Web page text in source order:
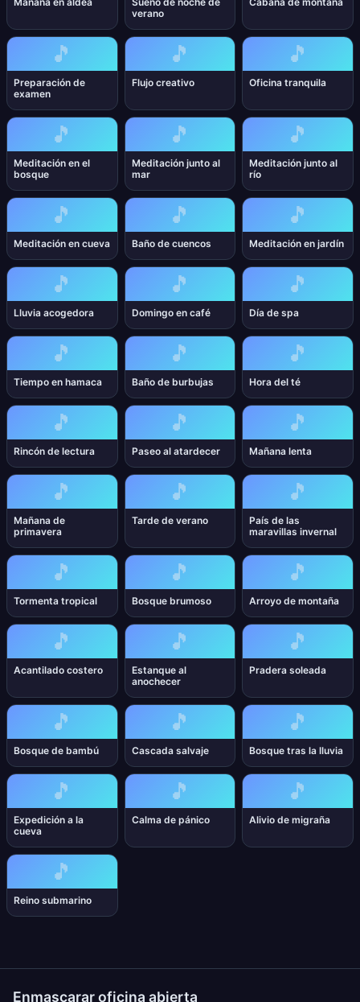
verano
🎵
Preparación de
examen
🎵
Flujo creativo
🎵
Oficina tranquila
🎵
Meditación en el
bosque
🎵
Meditación junto al
mar
🎵
Meditación junto al
río
🎵
Meditación en cueva
🎵
Baño de cuencos
🎵
Meditación en jardín
🎵
Lluvia acogedora
🎵
Domingo en café
🎵
Día de spa
🎵
Tiempo en hamaca
🎵
Baño de burbujas
🎵
Hora del té
🎵
Rincón de lectura
🎵
Paseo al atardecer
🎵
Mañana lenta
🎵
Mañana de
primavera
🎵
Tarde de verano
🎵
País de las
maravillas invernal
🎵
Tormenta tropical
🎵
Bosque brumoso
🎵
Arroyo de montaña
🎵
Acantilado costero
🎵
Estanque al
anochecer
🎵
Pradera soleada
🎵
Bosque de bambú
🎵
Cascada salvaje
🎵
Bosque tras la lluvia
🎵
Expedición a la
cueva
🎵
Calma de pánico
🎵
Alivio de migraña
🎵
Reino submarino
Enmascarar oficina abierta